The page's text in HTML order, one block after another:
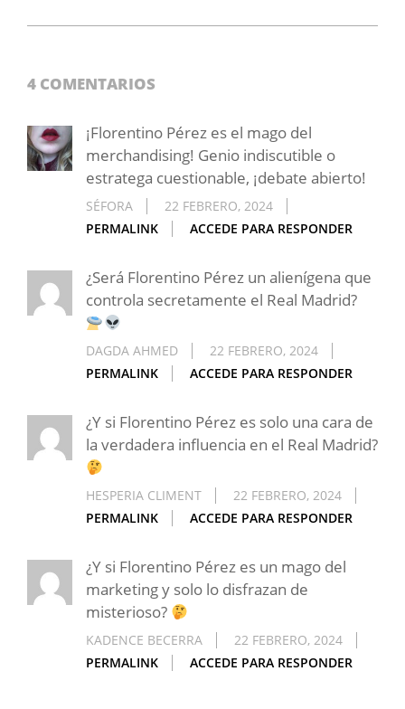
4 COMENTARIOS
¡Florentino Pérez es el mago del
merchandising! Genio indiscutible o
estratega cuestionable, ¡debate abierto!
SÉFORA
22 FEBRERO, 2024
PERMALINK
ACCEDE PARA RESPONDER
¿Será Florentino Pérez un alienígena que
controla secretamente el Real Madrid?
DAGDA AHMED
22 FEBRERO, 2024
PERMALINK
ACCEDE PARA RESPONDER
¿Y si Florentino Pérez es solo una cara de
la verdadera influencia en el Real Madrid?
HESPERIA CLIMENT
22 FEBRERO, 2024
PERMALINK
ACCEDE PARA RESPONDER
¿Y si Florentino Pérez es un mago del
marketing y solo lo disfrazan de
misterioso?
KADENCE BECERRA
22 FEBRERO, 2024
PERMALINK
ACCEDE PARA RESPONDER